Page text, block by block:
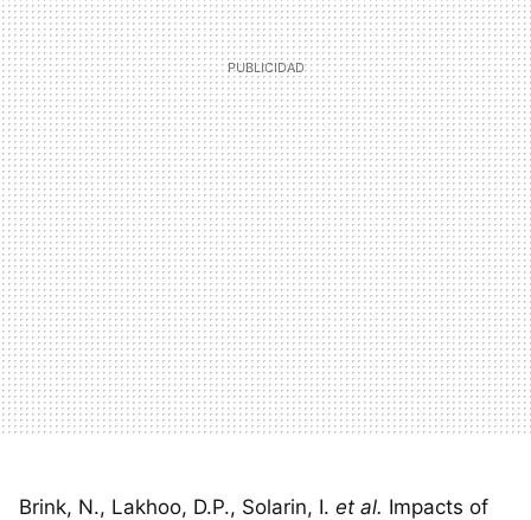
Brink, N., Lakhoo, D.P., Solarin, I. et al. Impacts of